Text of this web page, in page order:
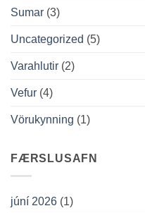
Sumar (3)
Uncategorized (5)
Varahlutir (2)
Vefur (4)
Vörukynning (1)
FÆRSLUSAFN
júní 2026 (1)